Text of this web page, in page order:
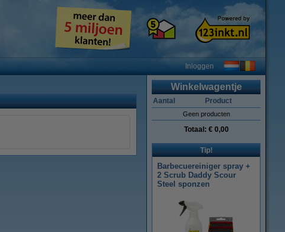
Inloggen
Winkelwagentje
Aantal Product
Geen producten
Totaal: € 0,00
Tip!
Barbecuereiniger spray +
2 Scrub Daddy Scour
Steel sponzen